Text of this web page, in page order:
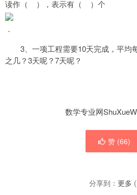
读作（ ），表示有（ ）个
．
3 、一项工程需要10天完成，平均
之几？ 3天呢？ 7天呢？
数学专业网
赞 (66)
分享到： 更多 (